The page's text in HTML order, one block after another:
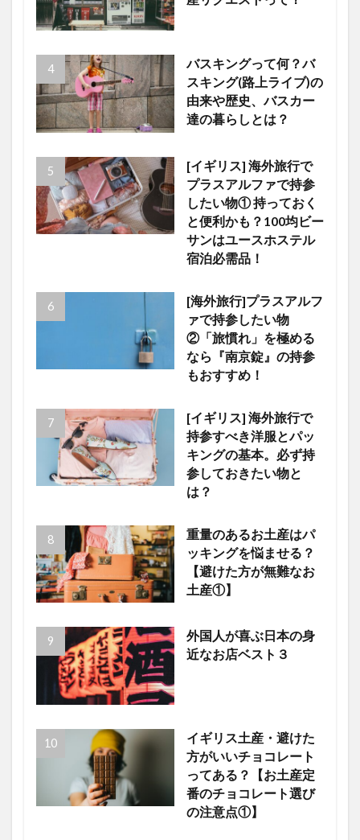
バスキングって何？バ
スキング(路上ライブ)の
由来や歴史、バスカー
達の暮らしとは？
[イギリス] 海外旅行で
プラスアルファで持参
したい物① 持っておく
と便利かも？100均ビー
サンはユースホステル
宿泊必需品！
[海外旅行]プラスアルフ
ァで持参したい物
②「旅慣れ」を極める
なら『南京錠』の持参
もおすすめ！
[イギリス] 海外旅行で
持参すべき洋服とパッ
キングの基本。必ず持
参しておきたい物と
は？
重量のあるお土産はパ
ッキングを悩ませる？
【避けた方が無難なお
土産①】
外国人が喜ぶ日本の身
近なお店ベスト３
イギリス土産・避けた
方がいいチョコレート
ってある？【お土産定
番のチョコレート選び
の注意点①】